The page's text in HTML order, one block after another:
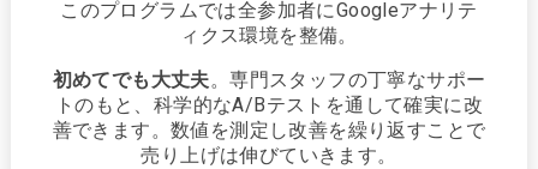
このプログラムでは全参加者にGoogleアナリテ
ィクス環境を整備。
初めてでも大丈夫。専門スタッフの丁寧なサポー
トのもと、科学的なA/Bテストを通して確実に改
善できます。数値を測定し改善を繰り返すことで
売り上げは伸びていきます。